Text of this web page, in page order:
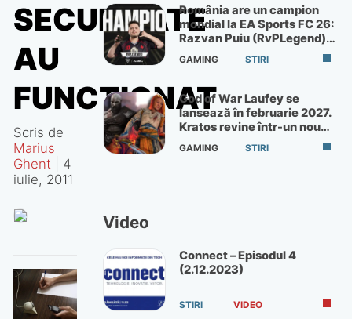
SECURITATE
AU
FUNCŢIONAT
Scris de
Marius
Ghent
4
iulie, 2011
România are un campion
mondial la EA Sports FC 26:
Razvan Puiu (RvPLegend)
câștigă turneul de la Paris
GAMING STIRI
God of War Laufey se
lansează în februarie 2027.
Kratos revine într-un nou
God of War
GAMING STIRI
Video
Connect – Episodul 4
(2.12.2023)
STIRI VIDEO